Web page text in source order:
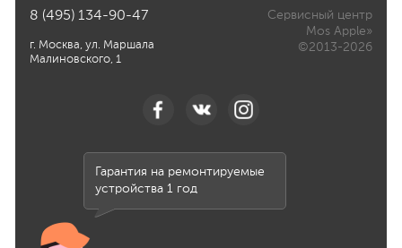
8 (495) 134-90-47
г. Москва, ул. Маршала
Малиновского, 1
Сервисный центр
Mos Apple»
©2013-2026
Гарантия на ремонтируемые
устройства 1 год